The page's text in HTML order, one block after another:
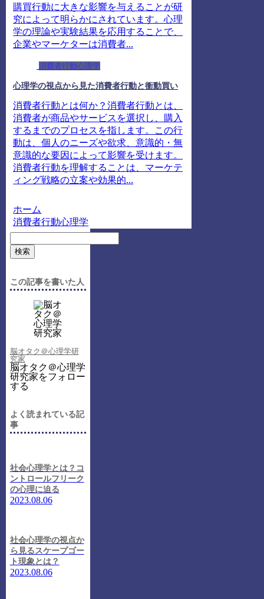
購買行動に大きな影響を与えることが研
究によって明らかにされています。心理
学の理論や実験結果を応用することで、
企業やマーケターは消費者...
消費者行動心理学
心理学の視点から見た消費者行動と衝動買い
消費者行動とは何か？消費者行動とは、
消費者が商品やサービスを選択し、購入
するまでのプロセスを指します。この行
動は、個人のニーズや欲求、意識的・無
意識的な要因によって影響を受けます。
消費者行動を理解することは、マーケテ
ィング戦略の立案や効果的...
ホーム
消費者行動心理学
検索
この記事を書いた人
脳オタク＠心理学研
究家
脳オタク＠心理学
研究家をフォロー
する
よく読まれている記
事
社会心理学とは？コ
ントロールフリーク
の心理に迫る
2023.08.06
社会心理学の視点か
ら見るスケープゴー
ト現象とは？
2023.08.06